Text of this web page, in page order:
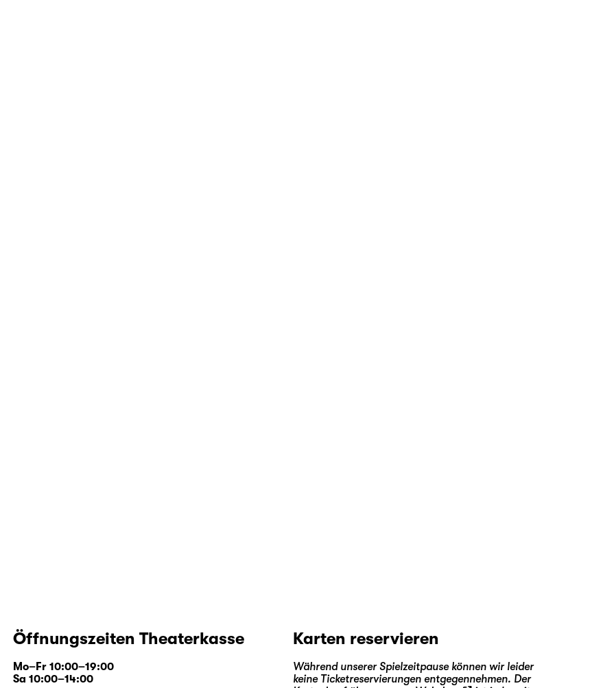
Öffnungszeiten Theaterkasse
Mo–Fr 10:00–19:00
Sa 10:00–14:00
Karten reservieren
Während unserer Spielzeitpause können wir leider
keine Ticketreservierungen entgegennehmen. Der